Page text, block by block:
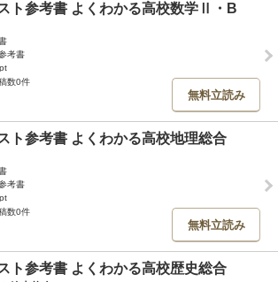
ト参考書 よくわかる高校数学Ⅱ・B
考書
数0件
無料立読み
ト参考書 よくわかる高校地理総合
考書
数0件
無料立読み
ト参考書 よくわかる高校歴史総合